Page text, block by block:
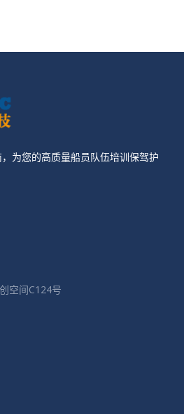
为您的高质量船员队伍培训保驾护
空间C124号